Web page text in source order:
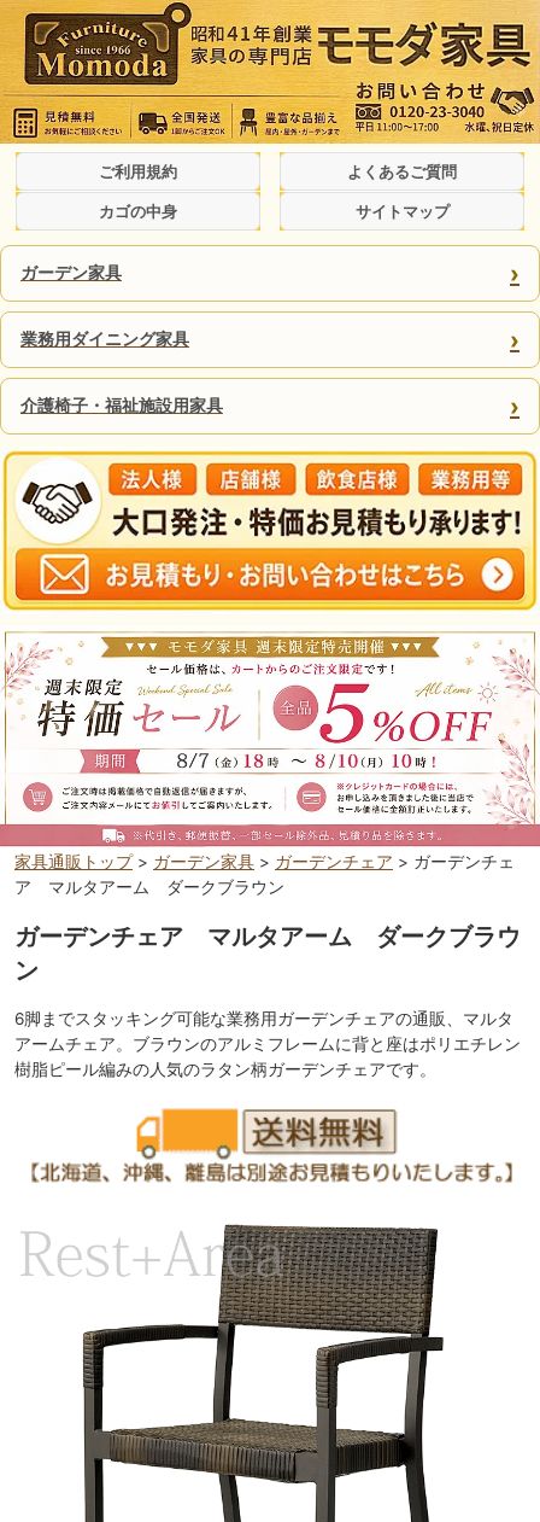
ご利用規約 よくあるご質問
カゴの中身 サイトマップ
ガーデン家具 ›
業務用ダイニング家具 ›
介護椅子・福祉施設用家具 ›
家具通販トップ> ガーデン家具 > ガーデンチェア > ガーデンチェ
ア マルタアーム ダークブラウン
ガーデンチェア マルタアーム ダークブラウ
ン
6脚までスタッキング可能な業務用ガーデンチェアの通販、マルタ
アームチェア。ブラウンのアルミフレームに背と座はポリエチレン
樹脂ピール編みの人気のラタン柄ガーデンチェアです。